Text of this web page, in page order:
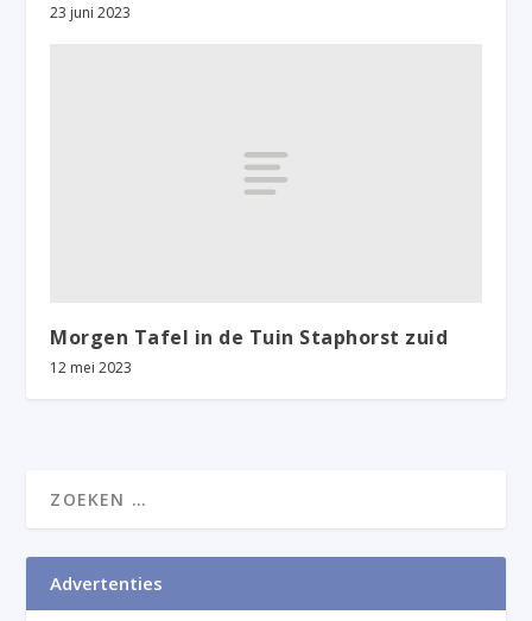
23 juni 2023
Morgen Tafel in de Tuin Staphorst zuid
12 mei 2023
Advertenties